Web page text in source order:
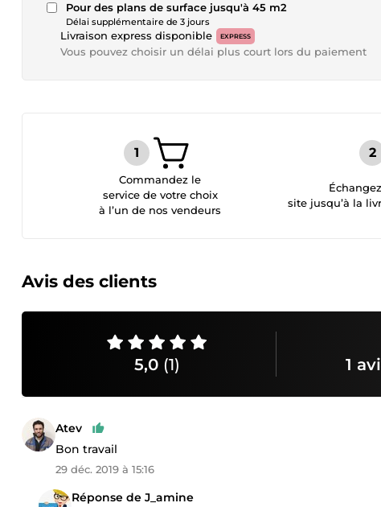
Pour des plans de surface jusqu'à 45 m2
Délai supplémentaire de 3 jours
Livraison express disponible EXPRESS
Vous pouvez choisir un délai plus court lors du paiement
Commandez le
service de votre choix
à l’un de nos vendeurs
site jusqu’à la
Avis des clients
5,0 (1) 1
Atev
Bon travail
29 déc. 2019 à 15:16
Réponse de J_amine